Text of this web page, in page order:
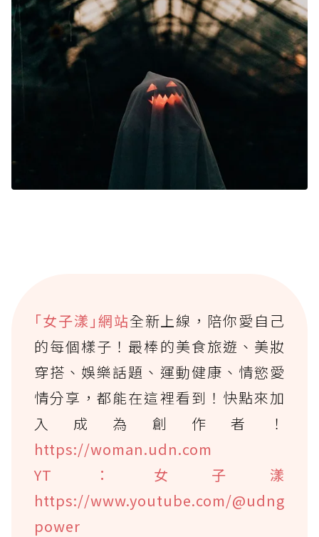
｢女子漾｣網站全新上線，陪你愛自己
的每個樣子！最棒的美食旅遊、美妝
穿搭、娛樂話題、運動健康、情慾愛
情分享，都能在這裡看到！快點來加
入成為創作者！
https://woman.udn.com
YT：女子漾
https://www.youtube.com/@udng
power